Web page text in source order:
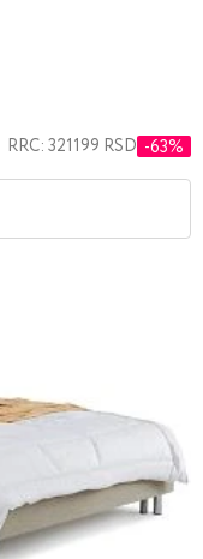
RRC: 321199 RSD -63%